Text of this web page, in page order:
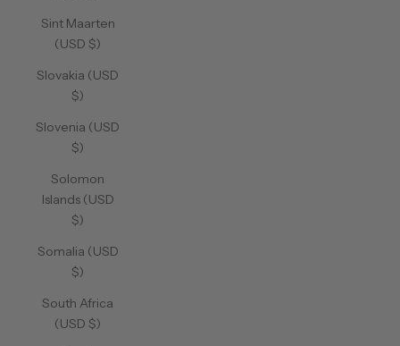
Sint Maarten
(USD $)
Slovakia (USD
$)
Slovenia (USD
$)
Solomon
Islands (USD
$)
Somalia (USD
$)
South Africa
(USD $)